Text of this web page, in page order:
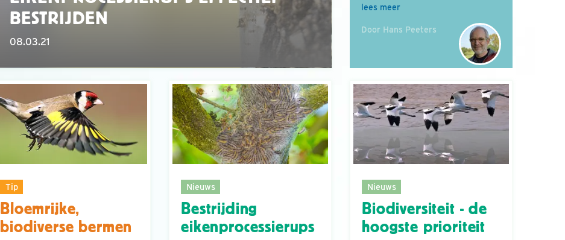
BESTRIJDEN
08.03.21
lees meer
Door Hans Peeters
Tip
Bloemrijke,
biodiverse bermen
Nieuws
Bestrijding
eikenprocessierups
Nieuws
Biodiversiteit - de
hoogste prioriteit